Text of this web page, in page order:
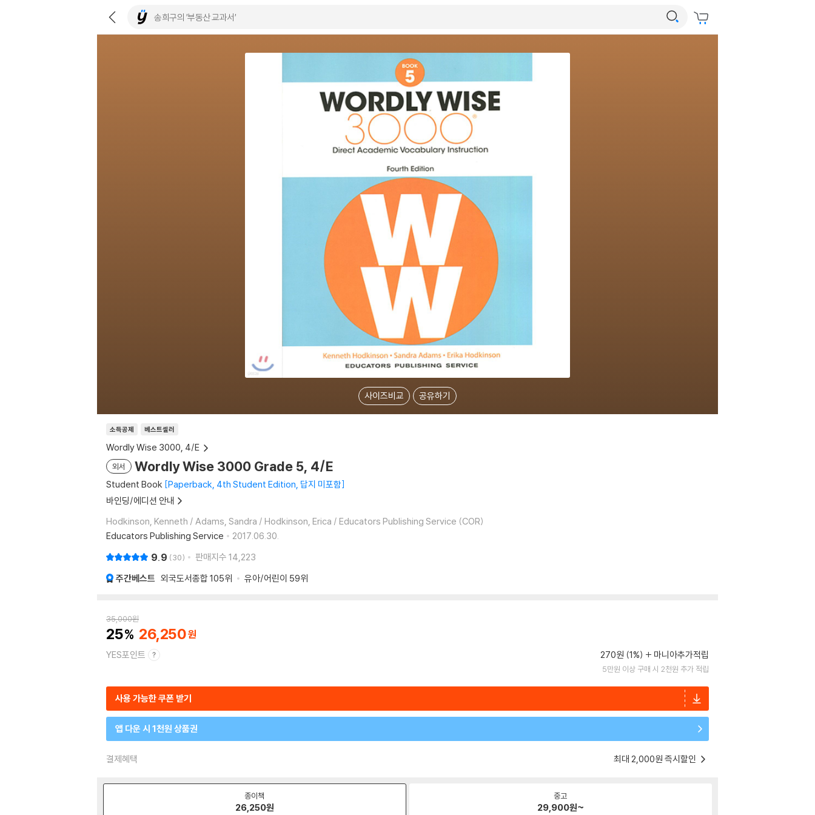
사이즈비교 공유하기
소득공제 베스트셀러
Wordly Wise 3000, 4/E
외서 Wordly Wise 3000 Grade 5, 4/E
Student Book Paperback, 4th Student Edition, 답지 미포함
바인딩/에디션 안내
Hodkinson, Kenneth / Adams, Sandra / Hodkinson, Erica / Educators Publishing Service (COR)
Educators Publishing Service
2017.06.30.
9.9 30 판매지수 14,223
주간베스트 외국도서종합 105위 유아/어린이 59위
35,000원
25 26,250
YES포인트 270원 (1%) 마니아추가적립
5만원 이상 구매 시 2천원 추가 적립
사용 가능한 쿠폰 받기
앱 다운 시 1천원 상품권
결제혜택 최대 2,000원 즉시할인
종이책
26,250원
중고
29,900원~